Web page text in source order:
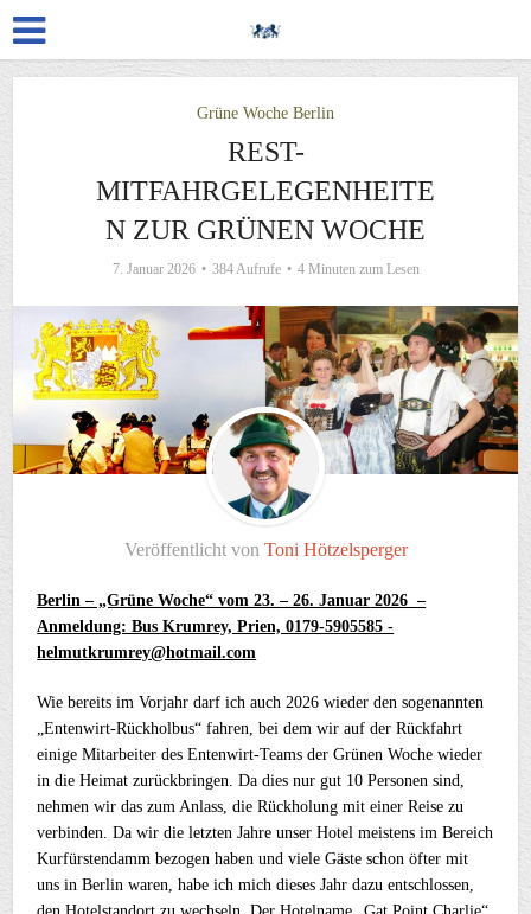
Grüne Woche Berlin
REST-
MITFAHRGELEGENHEITE
N ZUR GRÜNEN WOCHE
7. Januar 2026 384 Aufrufe 4 Minuten zum Lesen
Veröffentlicht von Toni Hötzelsperger
Berlin – „Grüne Woche“ vom 23. – 26. Januar 2026 –
Anmeldung: Bus Krumrey, Prien, 0179-5905585 -
helmutkrumrey@hotmail.com
Wie bereits im Vorjahr darf ich auch 2026 wieder den sogenannten
„Entenwirt-Rückholbus“ fahren, bei dem wir auf der Rückfahrt
einige Mitarbeiter des Entenwirt-Teams der Grünen Woche wieder
in die Heimat zurückbringen. Da dies nur gut 10 Personen sind,
nehmen wir das zum Anlass, die Rückholung mit einer Reise zu
verbinden. Da wir die letzten Jahre unser Hotel meistens im Bereich
Kurfürstendamm bezogen haben und viele Gäste schon öfter mit
uns in Berlin waren, habe ich mich dieses Jahr dazu entschlossen,